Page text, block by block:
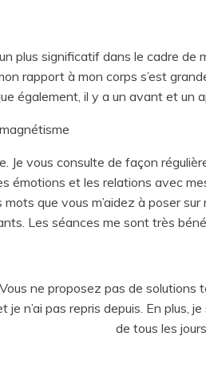
plus significatif dans le cadre de
rapport à mon corps s’est
également, il y a un avant et un
Je vous consulte de façon
émotions et les relations avec
que vous m’aidez à poser
Les séances me sont très
ne proposez pas de
n’ai pas repris depuis. En plus,
de tous les